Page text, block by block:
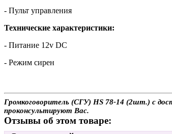
- Пульт управления
Технические характеристики:
- Питание 12v DC
- Режим сирен
Громкоговоритель (СГУ) HS 78-14 (2шт.) с
проконсультируют Вас.
Отзывы об этом товаре: